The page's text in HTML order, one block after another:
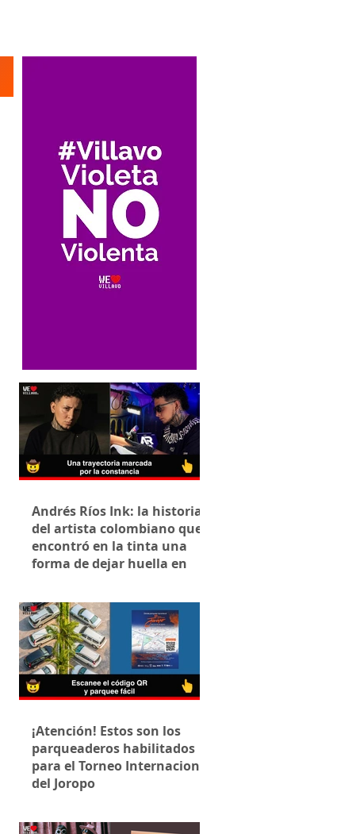
Andrés Ríos Ink: la historia
del artista colombiano que
encontró en la tinta una
forma de dejar huella en
¡Atención! Estos son los
parqueaderos habilitados
para el Torneo Internacional
del Joropo